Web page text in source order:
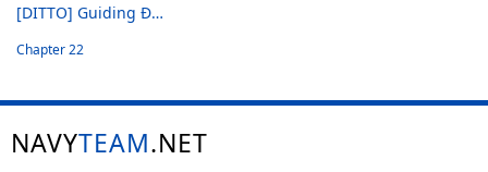
[DITTO] Guiding Điên Loạn
Chapter 22
NAVYTEAM.NET